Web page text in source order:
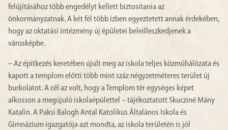
felújításához több engedélyt kellett biztosítania az
önkormányzatnak. A két fél több ízben egyeztetett annak érdekében,
hogy az oktatási intézmény új épületei beleilleszkedjenek a
városképbe.
– Az építkezés keretében újult meg az iskola teljes közműhálózata és
kapott a templom előtti több mint száz négyzetméteres terület új
burkolatot. A cél az volt, hogy a Templom tér egységes képet
alkosson a megújuló iskolaépülettel – tájékoztatott Skucziné Mány
Katalin. A Paksi Balogh Antal Katolikus Általános Iskola és
Gimnázium igazgatója azt mondta, az iskola területén is jól